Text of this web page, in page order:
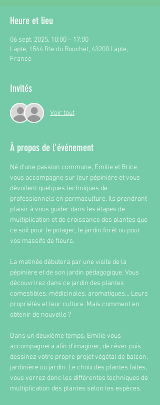
Heure et lieu
06 sept. 2025, 10:00 – 17:00
Lapte, 1544 Rte du Bouchet, 43200 Lapte,
France
Invités
Voir tout
À propos de l'événement
Né d'une passion commune, Emilie et Brice
vous accompagne sur leur pépinière et vous
dévoilent quelques techniques de
professionnels en permaculture. Ils prendront
plaisir à vous guider dans les étapes de
multiplication et de croissance des plantes que
ce soit pour le potager, le jardin forêt ou pour
vos massifs de fleurs.
La matinée débutera par une visite de la
pépinière et de son jardin pédagogique. Vous
découvrirez dans ce jardin des plantes
comestibles, médicinales, aromatiques... Leurs
propriétés et leur culture. Mais comment en
obtenir de nouvelle ?
Dans un deuxième temps, Emilie vous
accompagnera afin d'imaginer, de rêver puis
dessinez votre propre projet végétal de balcon,
jardinière ou jardin. Le choix des plantes faites,
vous verrez donc les différentes techniques de
multiplication des plantes selon les espèces.